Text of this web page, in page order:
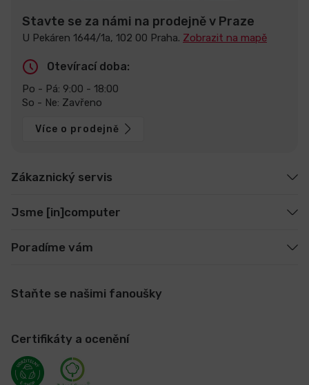
Stavte se za námi na prodejně v Praze
U Pekáren 1644/1a, 102 00 Praha. Zobrazit na mapě
Otevírací doba:
Po - Pá: 9:00 - 18:00
So - Ne: Zavřeno
Více o prodejně
Zákaznický servis
Jsme [in]computer
Poradíme vám
Staňte se našimi fanoušky
Certifikáty a ocenění